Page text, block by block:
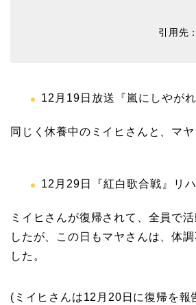
引用先
12月19日放送『嵐にしやがれ
同じく休養中のミイヒさんと、マヤ
12月29日『紅白歌合戦』リ
ミイヒさんが復帰されて、全員で
したが、この日もマヤさんは、体
した。
(ミイヒさんは12月20日に復帰を報